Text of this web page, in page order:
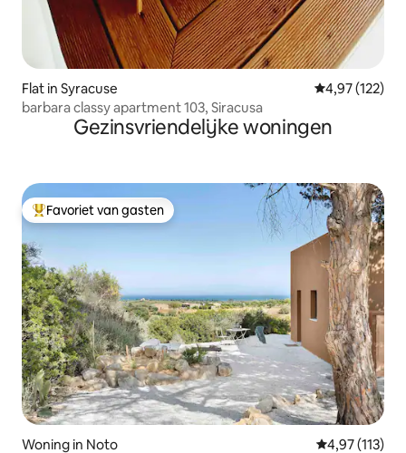
Flat in Syracuse Gemiddelde
4,97 (122)
barbara classy apartment 103, Siracusa
Gezinsvriendelijke woningen
Topfavoriet van gasten
Favoriet van gasten
Woning in Noto Gemiddelde
4,97 (113)